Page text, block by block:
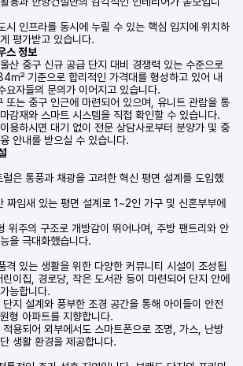
시 인프라를 동시에 누릴 수 있는 핵심 입지에 위치하
평가받고 있습니다.
스 정보
산 중구 신규 공급 단지 대비 경쟁력 있는 수준으로
㎡ 기준으로 합리적인 가격대를 형성하고 있어 내
요자들의 문의가 이어지고 있습니다.
또는 중구 인근에 마련되어 있으며, 유니트 관람을 통
감재와 스마트 시스템을 직접 확인할 수 있습니다.
용하시면 대기 없이 전문 상담사로부터 분양가 및 중
안내를 받으실 수 있습니다.
은 통풍과 채광을 고려한 혁신 평면 설계를 도입했
짜임새 있는 평면 설계로 1~2인 가구 및 신혼부부에
위주의 구조로 개방감이 뛰어나며, 주방 팬트리와 안
을 극대화했습니다.
격 있는 생활을 위한 다양한 커뮤니티 시설이 조성됩
이집, 경로당, 작은 도서관 등이 마련되어 단지 안에
능합니다.
지 설계와 풍부한 조경 공간을 통해 아이들이 안전
형 아파트를 지향합니다.
용되어 외부에서도 스마트폰으로 조명, 가스, 난방
생활 환경을 제공합니다.